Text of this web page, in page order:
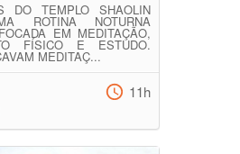
DO TEMPLO SHAOLIN
ROTINA NOTURNA
EM MEDITAÇÃO,
FÍSICO E ESTUDO.
MEDITAÇ...
11h